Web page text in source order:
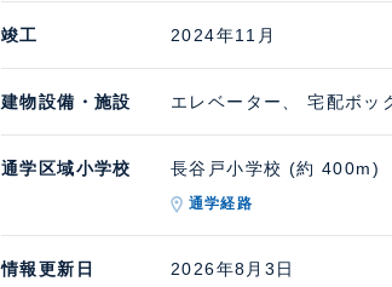
竣工 2024年11月
建物設備・施設 エレベーター、 宅配ボッ
通学区域小学校 長谷戸小学校 (約 400m)
通学経路
情報更新日 2026年8月3日